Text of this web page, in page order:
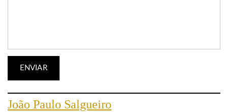
João Paulo Salgueiro